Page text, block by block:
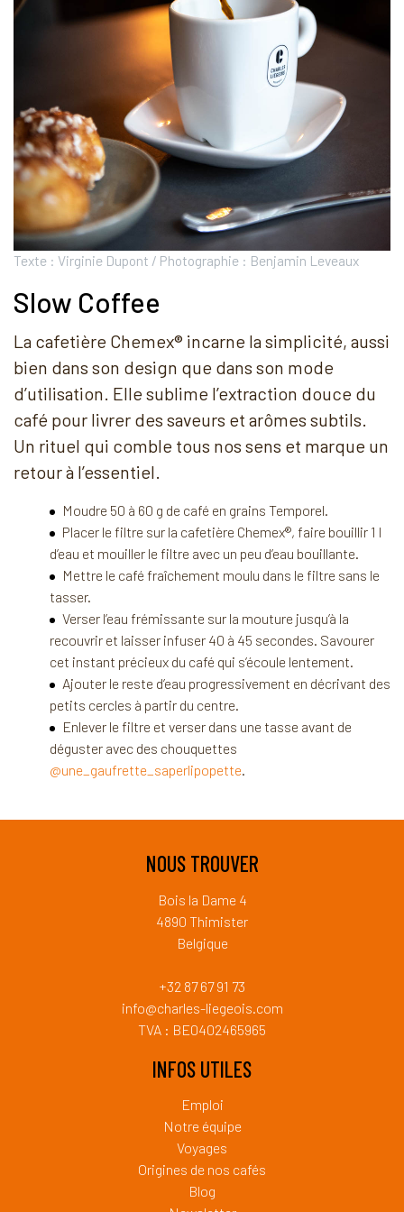
Texte : Virginie Dupont / Photographie : Benjamin Leveaux
Slow Coffee
La cafetière Chemex® incarne la simplicité, aussi
bien dans son design que dans son mode
d’utilisation. Elle sublime l’extraction douce du
café pour livrer des saveurs et arômes subtils.
Un rituel qui comble tous nos sens et marque un
retour à l’essentiel.
Moudre 50 à 60 g de café en grains Temporel.
Placer le filtre sur la cafetière Chemex®, faire bouillir 1 l
d’eau et mouiller le filtre avec un peu d’eau bouillante.
Mettre le café fraîchement moulu dans le filtre sans le
tasser.
Verser l’eau frémissante sur la mouture jusqu’à la
recouvrir et laisser infuser 40 à 45 secondes. Savourer
cet instant précieux du café qui s’écoule lentement.
Ajouter le reste d’eau progressivement en décrivant des
petits cercles à partir du centre.
Enlever le filtre et verser dans une tasse avant de
déguster avec des chouquettes
@une_gaufrette_saperlipopette.
NOUS TROUVER
Bois la Dame 4
4890 Thimister
Belgique
+32 87 67 91 73
info@charles-liegeois.com
TVA : BE0402465965
INFOS UTILES
Emploi
Notre équipe
Voyages
Origines de nos cafés
Blog